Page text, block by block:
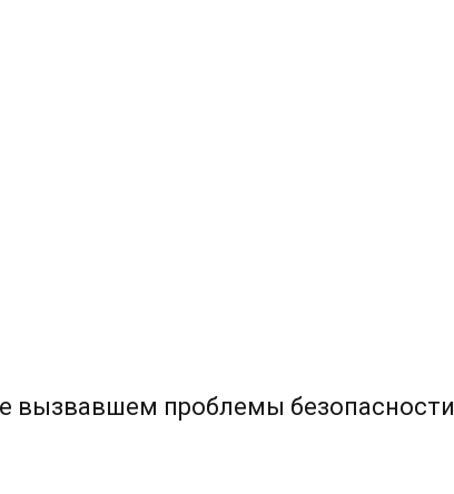
вызвавшем проблемы безопасности